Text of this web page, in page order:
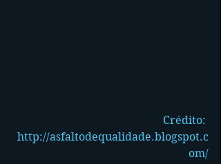
Crédito:
http://asfaltodequalidade.blogspot.c
om/